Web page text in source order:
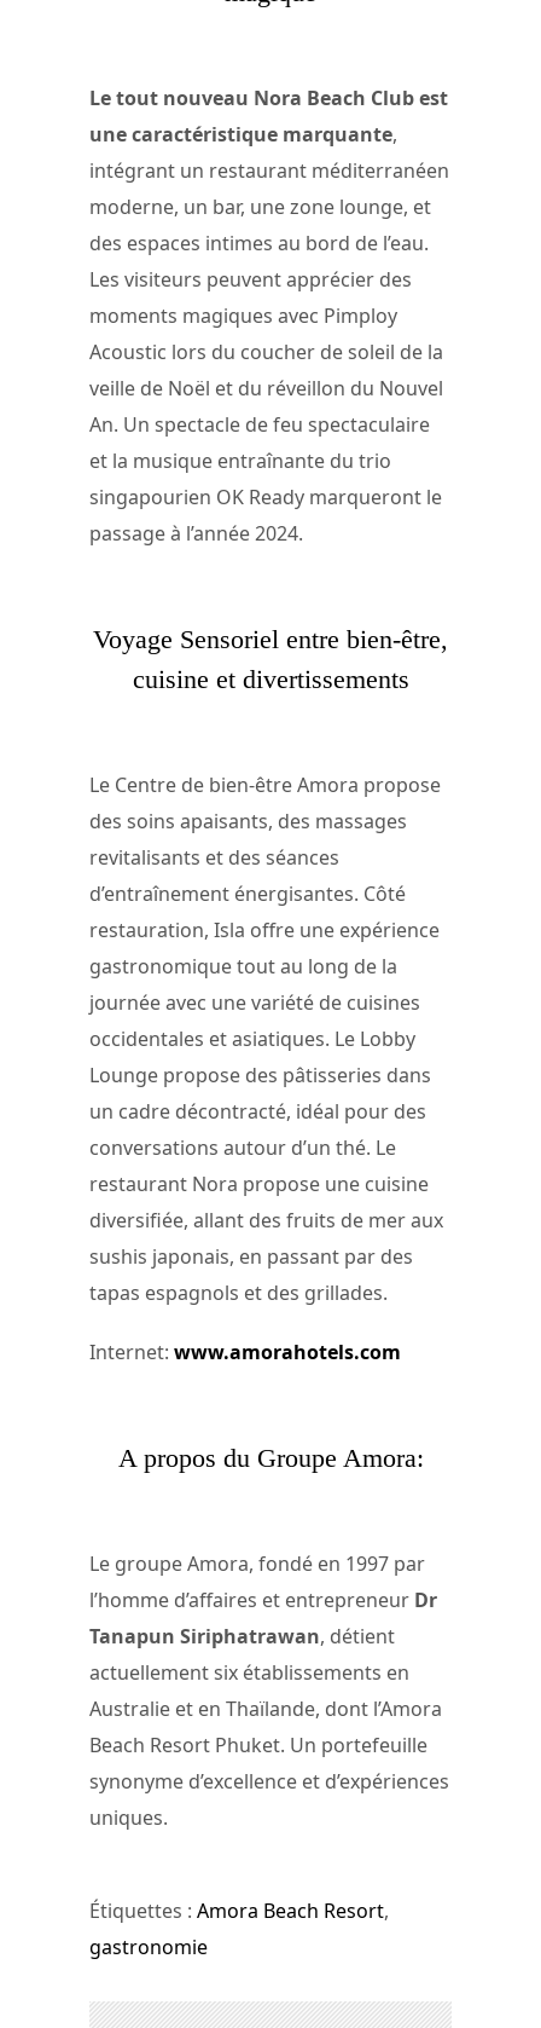
Le tout nouveau Nora Beach Club est
une caractéristique marquante,
intégrant un restaurant méditerranéen
moderne, un bar, une zone lounge, et
des espaces intimes au bord de l’eau.
Les visiteurs peuvent apprécier des
moments magiques avec Pimploy
Acoustic lors du coucher de soleil de la
veille de Noël et du réveillon du Nouvel
An. Un spectacle de feu spectaculaire
et la musique entraînante du trio
singapourien OK Ready marqueront le
passage à l’année 2024.
Voyage Sensoriel entre bien-être,
cuisine et divertissements
Le Centre de bien-être Amora propose
des soins apaisants, des massages
revitalisants et des séances
d’entraînement énergisantes. Côté
restauration, Isla offre une expérience
gastronomique tout au long de la
journée avec une variété de cuisines
occidentales et asiatiques. Le Lobby
Lounge propose des pâtisseries dans
un cadre décontracté, idéal pour des
conversations autour d’un thé. Le
restaurant Nora propose une cuisine
diversifiée, allant des fruits de mer aux
sushis japonais, en passant par des
tapas espagnols et des grillades.
Internet: www.amorahotels.com
A propos du Groupe Amora:
Le groupe Amora, fondé en 1997 par
l’homme d’affaires et entrepreneur Dr
Tanapun Siriphatrawan, détient
actuellement six établissements en
Australie et en Thaïlande, dont l’Amora
Beach Resort Phuket. Un portefeuille
synonyme d’excellence et d’expériences
uniques.
Étiquettes : Amora Beach Resort,
gastronomie